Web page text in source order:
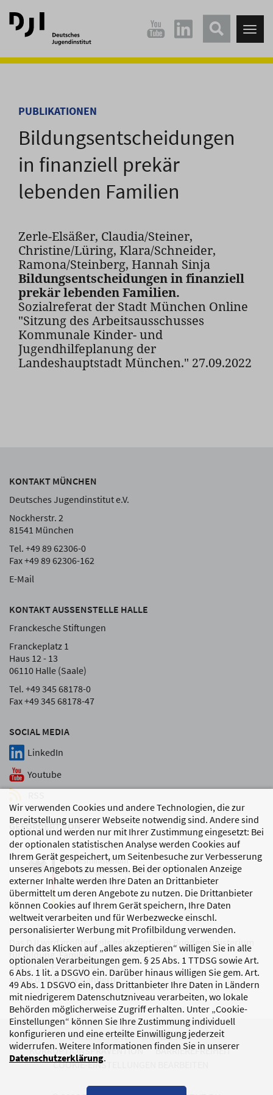
Direkt
zum
Hauptinhalt
Direkt
zum
Hauptmenü
Wir verwenden Cookies und andere Technologien, die zur
Bereitstellung unserer Webseite notwendig sind. Andere sind
optional und werden nur mit Ihrer Zustimmung eingesetzt: Bei
der optionalen statistischen Analyse werden Cookies auf
Ihrem Gerät gespeichert, um Seitenbesuche zur Verbesserung
unseres Angebots zu messen. Bei der optionalen Anzeige
externer Inhalte werden Ihre Daten an Drittanbieter
übermittelt um deren Angebote zu nutzen. Die Drittanbieter
können Cookies auf Ihrem Gerät speichern, Ihre Daten
weltweit verarbeiten und für Werbezwecke einschl.
personalisierter Werbung mit Profilbildung verwenden.
Durch das Klicken auf „alles akzeptieren“ willigen Sie in alle
optionalen Verarbeitungen gem. § 25 Abs. 1 TTDSG sowie Art.
6 Abs. 1 lit. a DSGVO ein. Darüber hinaus willigen Sie gem. Art.
49 Abs. 1 DSGVO ein, dass Drittanbieter Ihre Daten in Ländern
mit niedrigerem Datenschutzniveau verarbeiten, wo lokale
Behörden möglicherweise Zugriff erhalten. Unter „Cookie-
Einstellungen“ können Sie Ihre Zustimmung individuell
konfigurieren und eine erteilte Einwilligung jederzeit
widerrufen. Weitere Informationen finden Sie in unserer
Datenschutzerklärung.
PUBLIKATIONEN
Bildungsentscheidungen
in finanziell prekär
lebenden Familien
Zerle-Elsäßer, Claudia/Steiner,
Christine/Lüring, Klara/Schneider,
Ramona/Steinberg, Hannah Sinja
Bildungsentscheidungen in finanziell
prekär lebenden Familien.
Sozialreferat der Stadt München Online
"Sitzung des Arbeitsausschusses
Kommunale Kinder- und
Jugendhilfeplanung der
Landeshauptstadt München." 27.09.2022
SOCIAL MEDIA
LinkedIn
Youtube
KONTAKT MÜNCHEN
Deutsches Jugendinstitut e.V.
Nockherstr. 2
81541 München
Tel. +49 89 62306-0
Fax +49 89 62306-162
E-Mail
KONTAKT AUSSENSTELLE HALLE
Franckesche Stiftungen
Franckeplatz 1
Haus 12 - 13
06110 Halle (Saale)
Tel. +49 345 68178-0
Fax +49 345 68178-47
GEFÖRDERT VON
Das DJI wird größtenteils gefördert vom Bundesministerium
für Bildung, Familie,
Senioren, Frauen und Jugend
sowie den Bundesländern.
DATENSCHUTZ
IMPRESSUM
KORRUPTIONSPRÄVENTION
BARRIEREFREIHEIT
COOKIE-EINSTELLUNGEN BEARBEITEN